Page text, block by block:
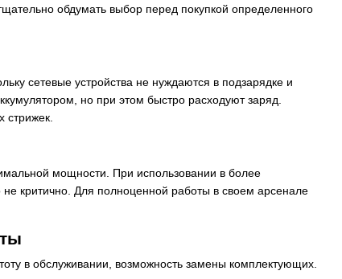
обдумать выбор перед покупкой определенного
сетевые устройства не нуждаются в подзарядке и
но при этом быстро расходуют заряд.
стрижек.
мощности. При использовании в более
критично. Для полноценной работы в своем арсенале
в обслуживании, возможность замены комплектующих.